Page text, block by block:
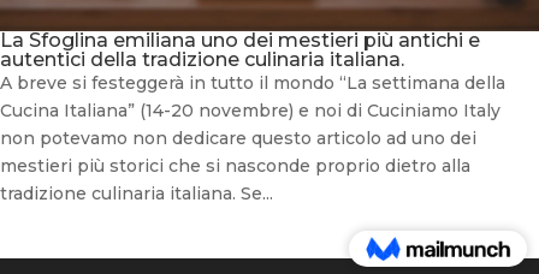
La Sfoglina emiliana uno dei mestieri più antichi e
autentici della tradizione culinaria italiana.
A breve si festeggerà in tutto il mondo “La settimana della
Cucina Italiana” (14-20 novembre) e noi di Cuciniamo Italy
non potevamo non dedicare questo articolo ad uno dei
mestieri più storici che si nasconde proprio dietro alla
tradizione culinaria italiana. Se...